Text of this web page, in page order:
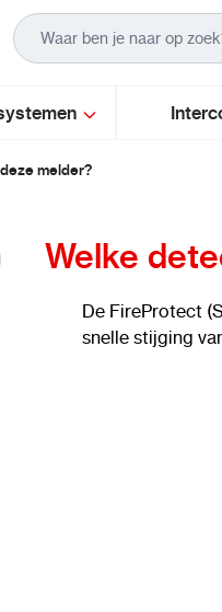
melder?
Welke
De FireProtect
snelle stijging